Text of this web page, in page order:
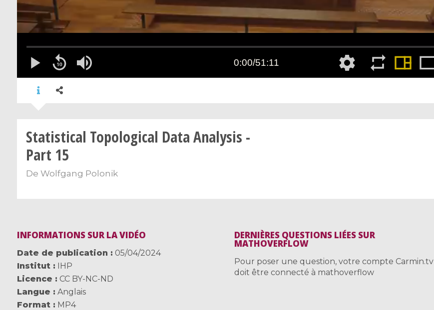
Statistical Topological Data Analysis -
Part 15
De Wolfgang Polonik
INFORMATIONS SUR LA VIDÉO
Date de publication
05/04/2024
Institut
IHP
Licence
CC BY-NC-ND
Langue
Anglais
Format
MP4
DERNIÈRES QUESTIONS LIÉES SUR
MATHOVERFLOW
Pour poser une question, votre compte Carmin.tv
doit être connecté à mathoverflow